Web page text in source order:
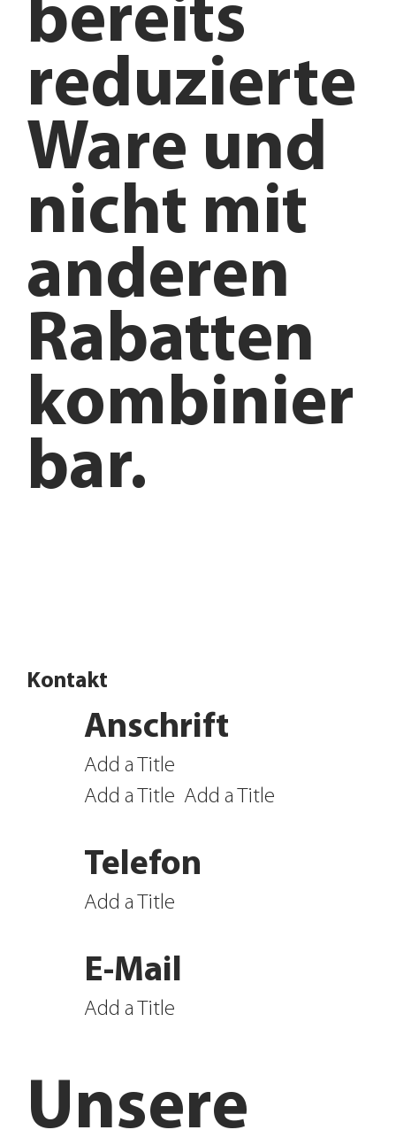
Unsere
bereits
reduzierte
Ware und
nicht mit
anderen
Rabatten
kombinier
bar.
Kontakt
Add a Title
Telefon
Add a Title
E-Mail
Add a Title
Add a Title
Add a Title
Anschrift